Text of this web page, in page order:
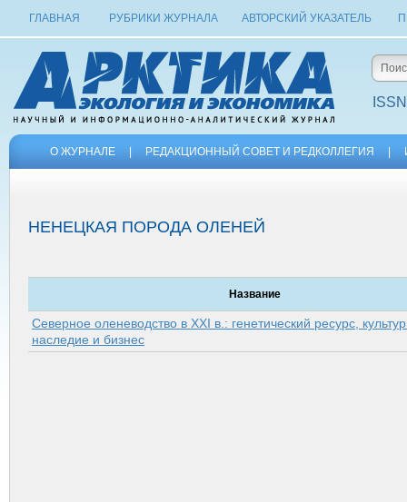
ГЛАВНАЯ РУБРИКИ ЖУРНАЛА АВТОРСКИЙ УКАЗАТЕЛЬ
О ЖУРНАЛЕ РЕДАКЦИОННЫЙ СОВЕТ И РЕДКОЛЛЕГИЯ
НЕНЕЦКАЯ ПОРОДА ОЛЕНЕЙ
Название
Северное оленеводство в XXI в.: генетический ресурс,
наследие и бизнес